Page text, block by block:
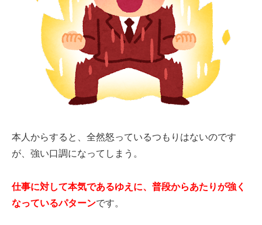
本人からすると、全然怒っているつもりはないのです
が、強い口調になってしまう。
仕事に対して本気であるゆえに、普段からあたりが強く
なっているパターンです。